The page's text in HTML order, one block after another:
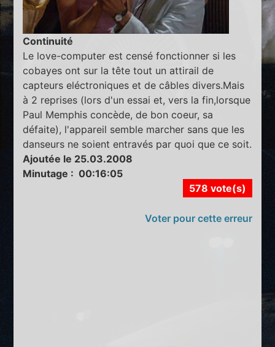
Continuité
Le love-computer est censé fonctionner si les
cobayes ont sur la tête tout un attirail de
capteurs eléctroniques et de câbles divers.Mais
à 2 reprises (lors d'un essai et, vers la fin,lorsque
Paul Memphis concède, de bon coeur, sa
défaite), l'appareil semble marcher sans que les
danseurs ne soient entravés par quoi que ce soit.
Ajoutée le 25.03.2008
Minutage : 00:16:05
578 vote(s)
Voter pour cette erreur